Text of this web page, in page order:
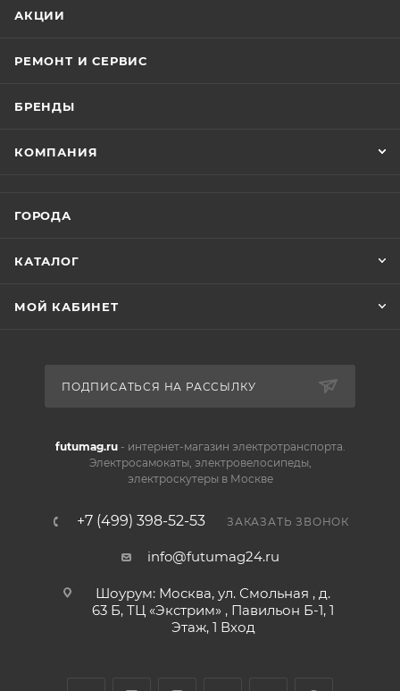
АКЦИИ
РЕМОНТ И СЕРВИС
БРЕНДЫ
КОМПАНИЯ
ГОРОДА
КАТАЛОГ
МОЙ КАБИНЕТ
ПОДПИСАТЬСЯ НА РАССЫЛКУ
futumag.ru- интернет-магазин электротранспорта.
Электросамокаты, электровелосипеды,
электроскутеры в Москве
+7 (499) 398-52-53 ЗАКАЗАТЬ ЗВОНОК
info@futumag24.ru
Шоурум: Москва, ул. Смольная , д.
63 Б, ТЦ «Экстрим» , Павильон Б-1, 1
Этаж, 1 Вход